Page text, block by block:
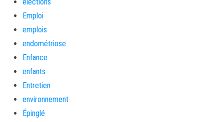
Emploi
emplois
endométriose
Enfance
enfants
Entretien
environnement
Épinglé